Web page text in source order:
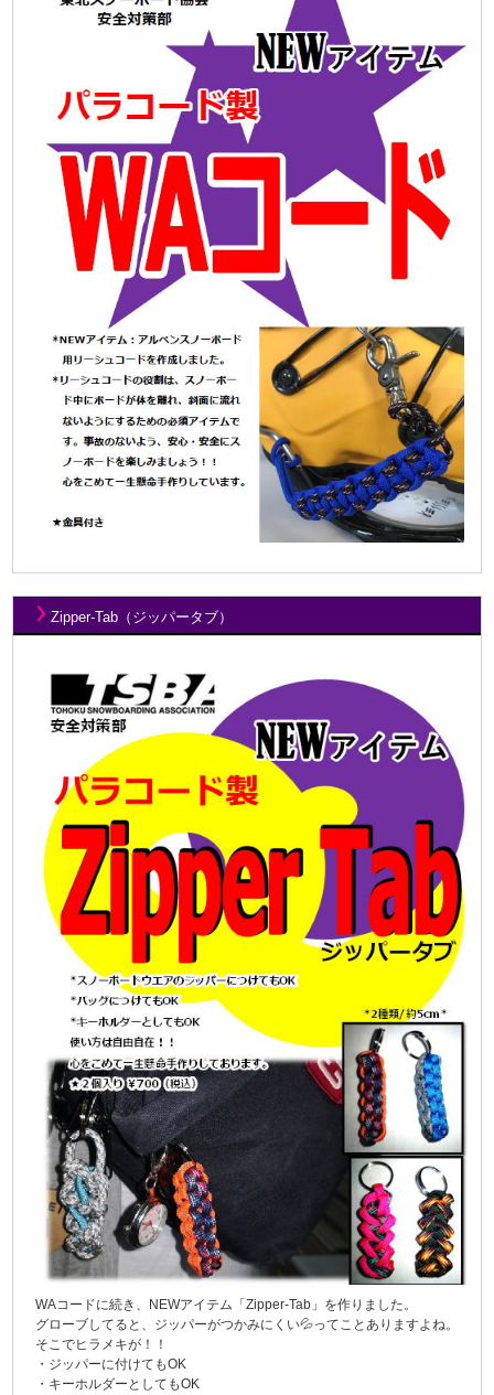
Zipper-Tab（ジッパータブ）
WAコードに続き、NEWアイテム「Zipper-Tab」を作りました。
グローブしてると、ジッパーがつかみにくい💦ってことありますよね。
そこでヒラメキが！！
・ジッパーに付けてもOK
・キーホルダーとしてもOK